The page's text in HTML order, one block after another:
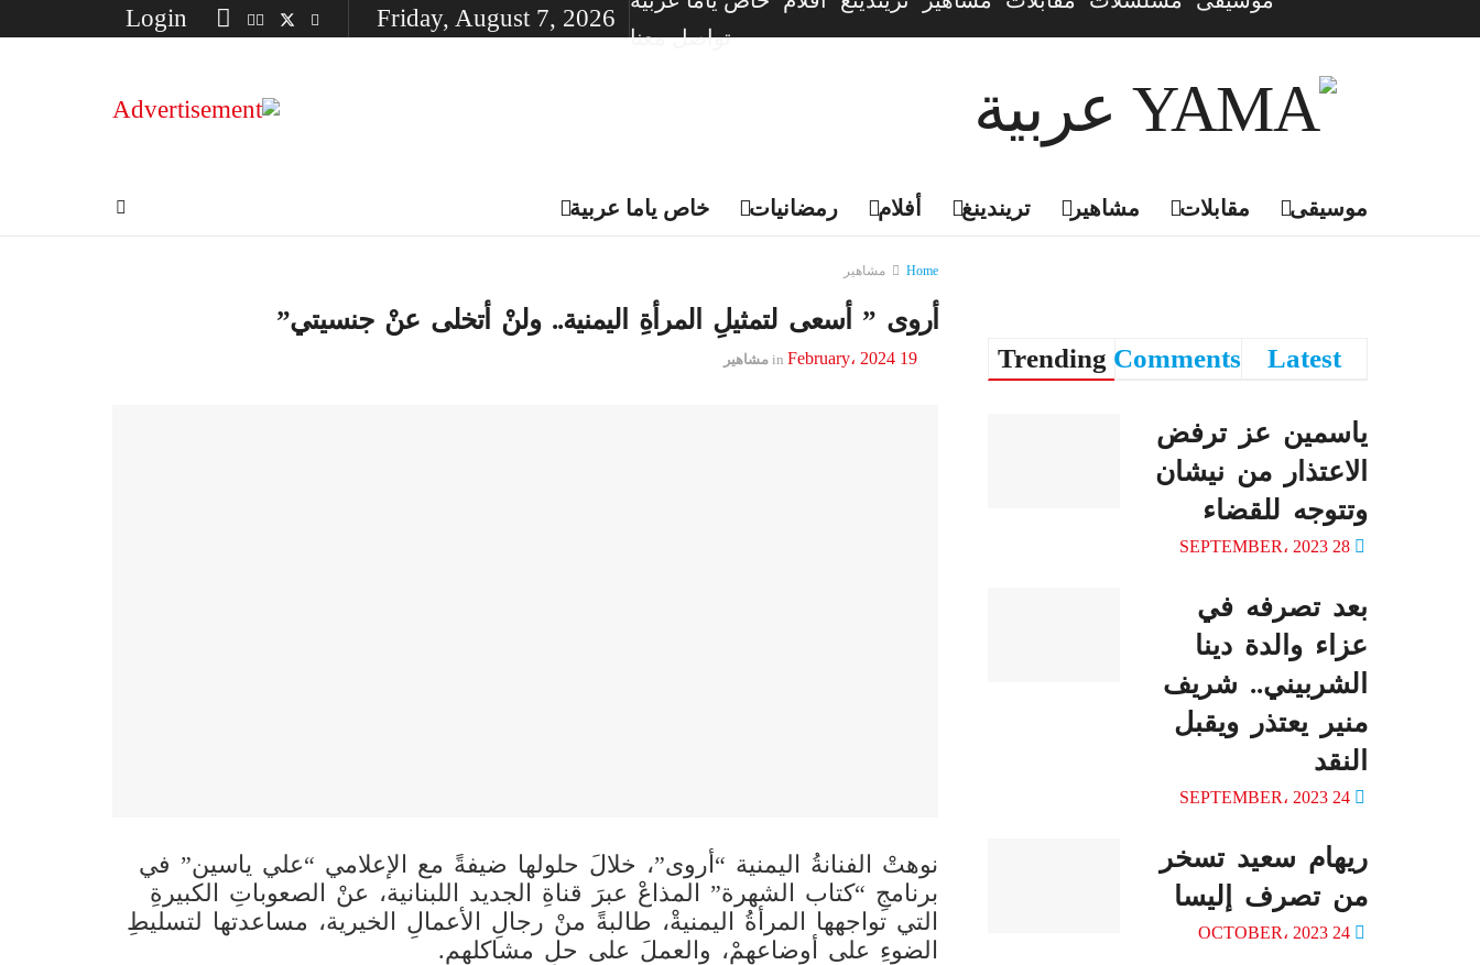
تواصل معنا
Friday, August 7, 2026
خاص ياما عربية رمضانيات أفلام تريندينغ مشاهير مقابلات موسيقى
Home مشاهير
أروى ” أسعى لتمثيلِ المرأةِ اليمنية.. ولنْ أتخلى عنْ جنسيتي”
19 February، 2024 in مشاهير
نوهتْ الفنانةُ اليمنية “أروى”، خلالَ حلولها ضيفةً مع الإعلامي “علي ياسين” في
برنامجِ “كتاب الشهرة” المذاعْ عبرَ قناةِ الجديد اللبنانية، عنْ الصعوباتِ الكبيرةِ
التي تواجهها المرأةُ اليمنيةْ، طالبةً منْ رجالِ الأعمالِ الخيرية، مساعدتها لتسليطِ
الضوءِ على أوضاعهمْ، والعملَ على حلِ مشاكلهم.
Trending Comments Latest
ياسمين عز ترفض
الاعتذار من نيشان
وتتوجه للقضاء
بعد تصرفه في
عزاء والدة دينا
الشربيني.. شريف
منير يعتذر ويقبل
النقد
ريهام سعيد تسخر
من تصرف إليسا